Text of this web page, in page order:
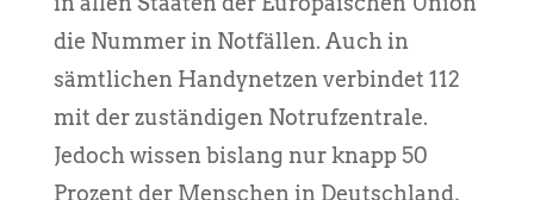
die Nummer in Notfällen. Auch in
sämtlichen Handynetzen verbindet 112
mit der zuständigen Notrufzentrale.
Jedoch wissen bislang nur knapp 50
Prozent der Menschen in Deutschland,